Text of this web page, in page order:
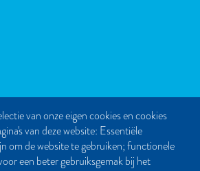
van onze eigen cookies en cookies
van deze website: Essentiële
om de website te gebruiken; functionele
een beter gebruiksgemak bij het